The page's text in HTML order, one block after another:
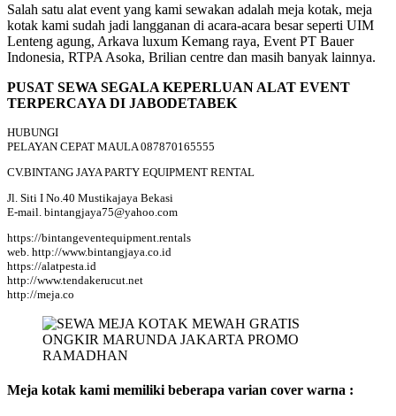
Salah satu alat event yang kami sewakan adalah meja kotak, meja
kotak kami sudah jadi langganan di acara-acara besar seperti UIM
Lenteng agung, Arkava luxum Kemang raya, Event PT Bauer
Indonesia, RTPA Asoka, Brilian centre dan masih banyak lainnya.
PUSAT SEWA SEGALA KEPERLUAN ALAT EVENT
TERPERCAYA DI JABODETABEK
HUBUNGI
PELAYAN CEPAT MAULA 087870165555
CV.BINTANG JAYA PARTY EQUIPMENT RENTAL
Jl. Siti I No.40 Mustikajaya Bekasi
E-mail. bintangjaya75@yahoo.com
https://bintangeventequipment.rentals
web. http://www.bintangjaya.co.id
https://alatpesta.id
http://www.tendakerucut.net
http://meja.co
Meja kotak kami memiliki beberapa varian cover warna :